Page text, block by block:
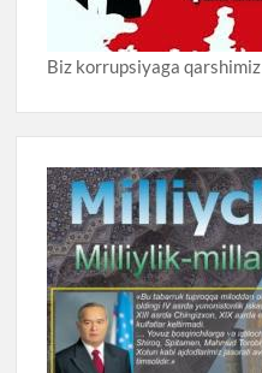
Biz korrupsiyaga qarshimiz